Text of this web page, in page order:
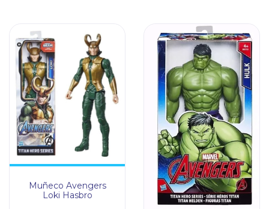
Muñeco Avengers
Loki Hasbro